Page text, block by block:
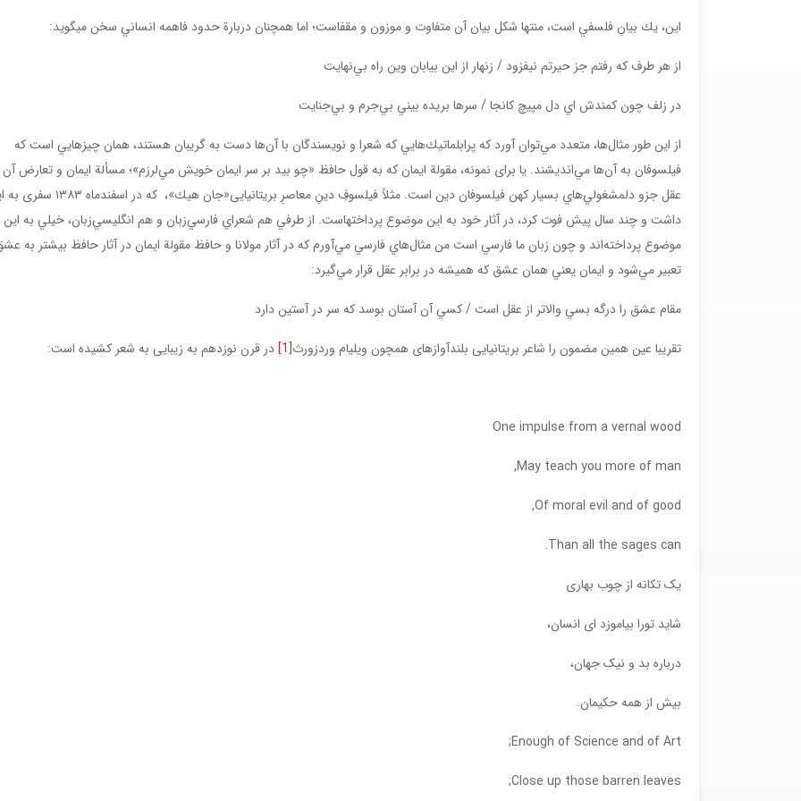
اين، يك بيانِ فلسفي است، منتها شكل بیان آن متفاوت و موزون و مقفاست؛ اما همچنان دربارة ‌حدود فاهمه انساني سخن می­گوید:
از هر طرف كه رفتم جز حيرتم نيفزود / زنهار از اين بيابان وين راه بي‌نهايت
در زلف چون كمندش اي دل مپيچ كانجا / سرها بريده بيني بي‌جرم و بي‌جنايت
از اين طور مثال‌ها، متعدد مي‌توان آورد كه پرابلماتيك‌هايي كه شعرا و نويسندگان با آن‌ها دست به گریبان هستند، همان چيزهايي است كه
فيلسوفان به آن‌ها مي‌انديشند. يا برای نمونه، مقولة ايمان كه به قول حافظ «چو بيد بر سر ايمان خويش مي‌لرزم»؛ مسألة ايمان و تعارض آن
عقل جزو دلمشغولي‌هاي بسيار كهن فيلسوفان دين است. مثلاً فيلسوفِ دينِ معاصرِ
داشت و چند سال پيش فوت كرد، در آثار خود به اين موضوع پرداخته­است. از طرفي هم شعراي فارسي‌زبان و هم انگليسي‌زبان، خيلي به اين
موضوع پرداخته‌اند و چون زبان ما فارسي است من مثال‌هاي فارسي مي‌آورم كه در آثار مولانا و حافظ مقولة ايمان در آثار حافظ بيشتر به
تعبير مي‌شود و ايمان يعني همان عشق كه هميشه در برابر عقل قرار مي‌گيرد:
مقام عشق را درگه بسي والاتر از عقل است / كسي آن آستان بوسد كه سر در آستين دارد
تقریبا عین همین مضمون را شاعر بریتانیایی بلندآوازه­ای همچون ویلیام وردزورث[1] در قرن نوزدهم به زیبایی به شعر کشیده است:
One impulse from a vernal wood
May teach you more of man,
Of moral evil and of good,
Than all the sages can.
یک تکانه از چوب بهاری
شاید تورا بیاموزد ای انسان،
درباره بد و نیک جهان،
بیش از همه حکیمان.
Enough of Science and of Art;
Close up those barren leaves;